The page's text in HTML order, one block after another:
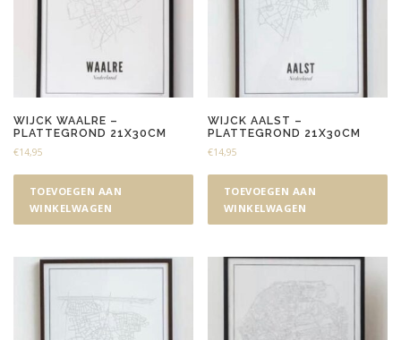
WIJCK WAALRE –
PLATTEGROND 21X30CM
€14,95
TOEVOEGEN AAN
WINKELWAGEN
WIJCK AALST –
PLATTEGROND 21X30CM
€14,95
TOEVOEGEN AAN
WINKELWAGEN